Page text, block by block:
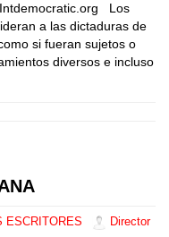
Los
a las dictaduras de
si fueran sujetos o
diversos e incluso
ESCRITORES
Director